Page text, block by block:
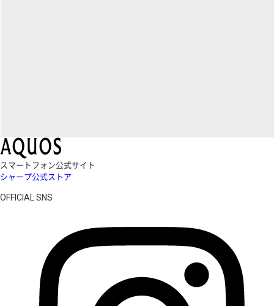
スマートフォン公式サイト
シャープ公式ストア
OFFICIAL SNS